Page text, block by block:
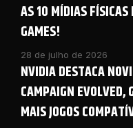
AS 10 MÍDIAS FÍSICAS
GAMES!
28 de julho de 2026
NVIDIA DESTACA
CAMPAIGN EVOLVED,
MAIS JOGOS